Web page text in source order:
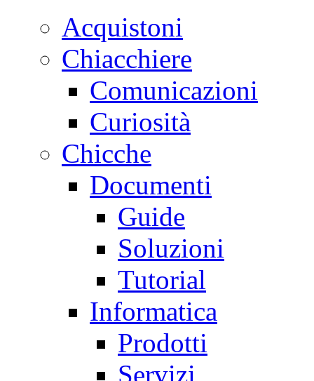
Acquistoni
Chiacchiere
Comunicazioni
Curiosità
Chicche
Documenti
Guide
Soluzioni
Tutorial
Informatica
Prodotti
Servizi